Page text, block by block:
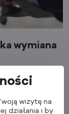
wymiana
momencie,
domu.
z nią naprawdę
wizytę na
działania i by